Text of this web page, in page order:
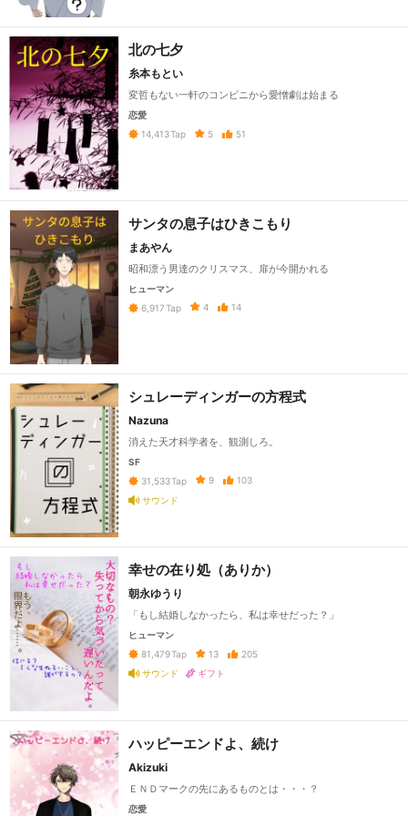
北の七夕
糸本もとい
変哲もない一軒のコンビニから愛憎劇は始まる
恋愛
14,413Tap 5 51
サンタの息子はひきこもり
まあやん
昭和漂う男達のクリスマス、扉が今開かれる
ヒューマン
6,917 Tap 4 14
シュレーディンガーの方程式
Nazuna
消えた天才科学者を、観測しろ。
SF
31,533Tap 9
103
サウンド
幸せの在り処（ありか）
朝永ゆうり
「もし結婚しなかったら、私は幸せだった？」
ヒューマン
81,479Tap 13
205
サウンド
ギフト
ハッピーエンドよ、続け
Akizuki
ＥＮＤマークの先にあるものとは・・・？
恋愛